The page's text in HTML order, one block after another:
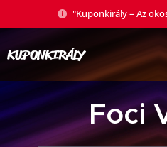
"Kuponkirály – Az
KUPONKIRÁLY
🏆 Foci